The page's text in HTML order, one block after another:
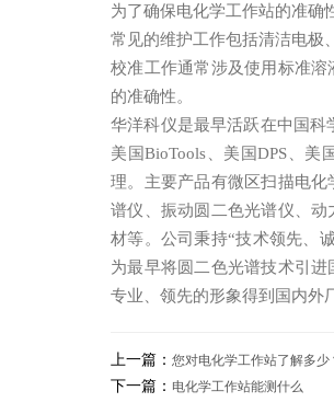
为了确保电化学工作站的准确
常见的维护工作包括清洁电极
校准工作通常涉及使用标准
的准确性。
华洋科仪是最早活跃在中国
美国BioTools、美国DPS、美
理。主要产品有微区扫描电
谱仪、振动圆二色光谱仪、
材等。公司秉持“技术领先、
为最早将圆二色光谱技术引
专业、领先的形象得到国内外
上一篇： 您对电化学工作站了解多少
下一篇： 电化学工作站能测什么